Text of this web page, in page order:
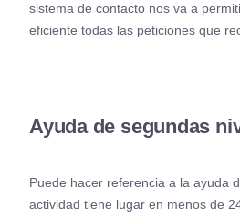
sistema de contacto nos va a
eficiente todas las peticiones que
Ayuda de segundas
Puede hacer referencia a la ayuda
actividad tiene lugar en menos de